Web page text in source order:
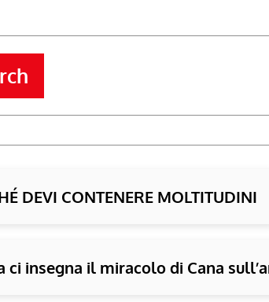
DEVI CONTENERE MOLTITUDINI
insegna il miracolo di Cana